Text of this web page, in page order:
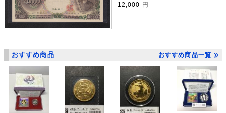
12,000 円
おすすめ商品 おすすめ商品一覧